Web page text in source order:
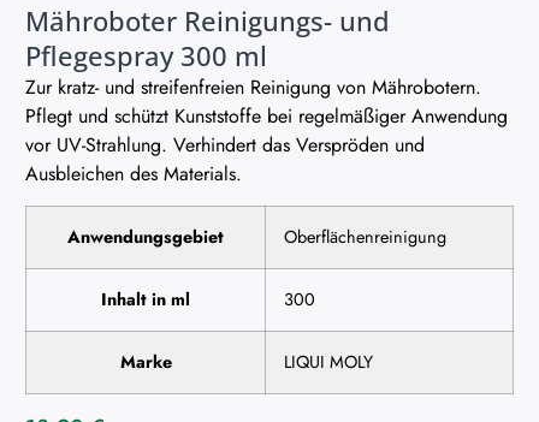
Mähroboter Reinigungs- und
Pflegespray 300 ml
Zur kratz- und streifenfreien Reinigung von Mährobotern.
Pflegt und schützt Kunststoffe bei regelmäßiger Anwendung
vor UV-Strahlung. Verhindert das Verspröden und
Ausbleichen des Materials.
Anwendungsgebiet Oberflächenreinigung
Inhalt in ml 300
Marke LIQUI MOLY